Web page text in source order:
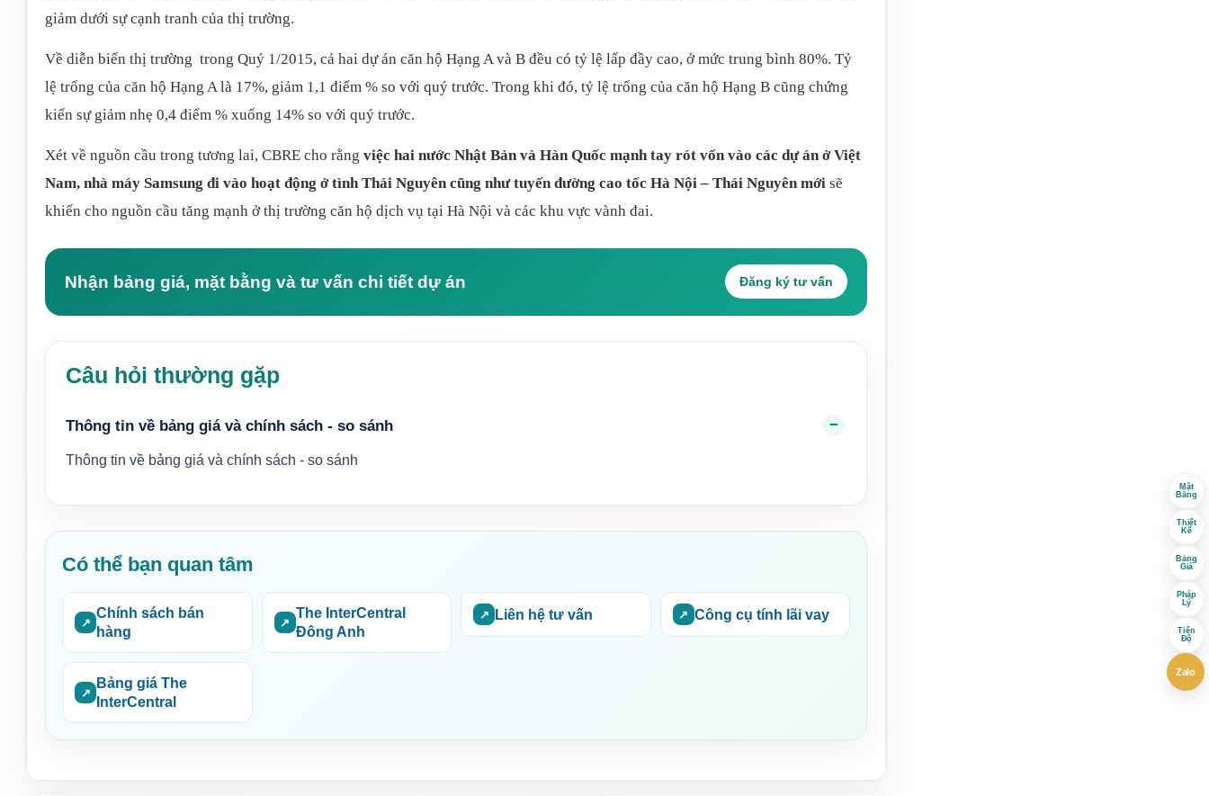
giảm dưới sự cạnh tranh của thị trường.
Về diễn biến thị trường trong Quý 1/2015, cả hai dự án căn hộ Hạng A và B đều có tỷ lệ lấp đầy cao, ở mức trung bình 80%. Tỷ
lệ trống của căn hộ Hạng A là 17%, giảm 1,1 điểm % so với quý trước. Trong khi đó, tỷ lệ trống của căn hộ Hạng B cũng chứng
kiến sự giảm nhẹ 0,4 điểm % xuống 14% so với quý trước.
Xét về nguồn cầu trong tương lai, CBRE cho rằngviệc hai nước Nhật Bản và Hàn Quốc mạnh tay rót vốn vào các dự án ở Việt
Nam, nhà máy Samsung đi vào hoạt động ở tình Thái Nguyên cũng như tuyến đường cao tốc Hà Nội – Thái Nguyên mới sẽ
khiến cho nguồn cầu tăng mạnh ở thị trường căn hộ dịch vụ tại Hà Nội và các khu vực vành đai.
Nhận bảng giá, mặt bằng và tư vấn chi tiết dự án Đăng ký tư vấn
Câu hỏi thường gặp
Thông tin về bảng giá và chính sách - so sánh
Thông tin về bảng giá và chính sách - so sánh
Có thể bạn quan tâm
Chính sách bán
hàng
The InterCentral
Đông Anh
Liên hệ tư vấn Công cụ tính lãi vay
Bảng giá The
InterCentral
Mặt
Bằng
Thiết
Kế
Bảng
Giá
Pháp
Lý
Tiến
Độ
Zalo